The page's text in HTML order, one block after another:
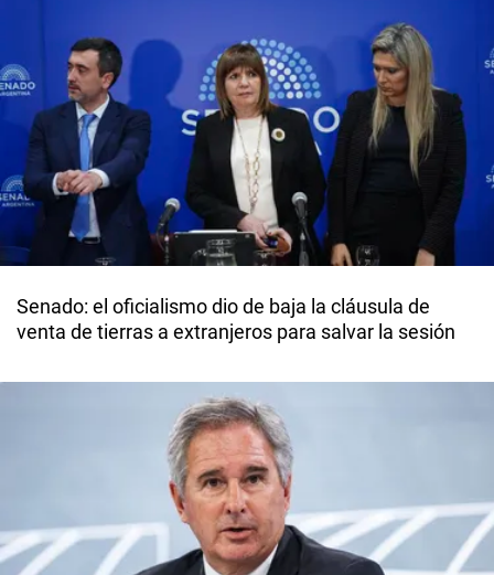
Senado: el oficialismo dio de baja la cláusula de
venta de tierras a extranjeros para salvar la sesión